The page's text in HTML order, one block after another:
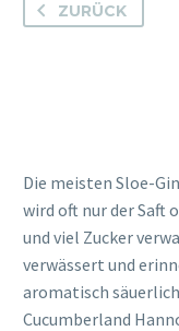
ZURÜCK
Die meisten Sloe-
wird oft nur der Saft
und viel Zucker
verwässert und
aromatisch
Cucumberland